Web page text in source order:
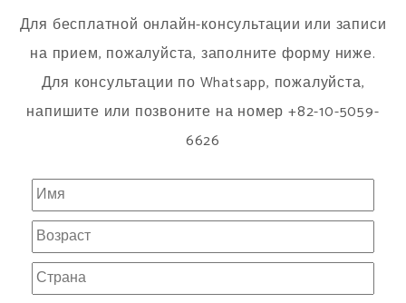
Для бесплатной онлайн-консультации или записи
на прием, пожалуйста, заполните форму ниже.
Для консультации по Whatsapp, пожалуйста,
напишите или позвоните на номер +82-10-5059-
6626